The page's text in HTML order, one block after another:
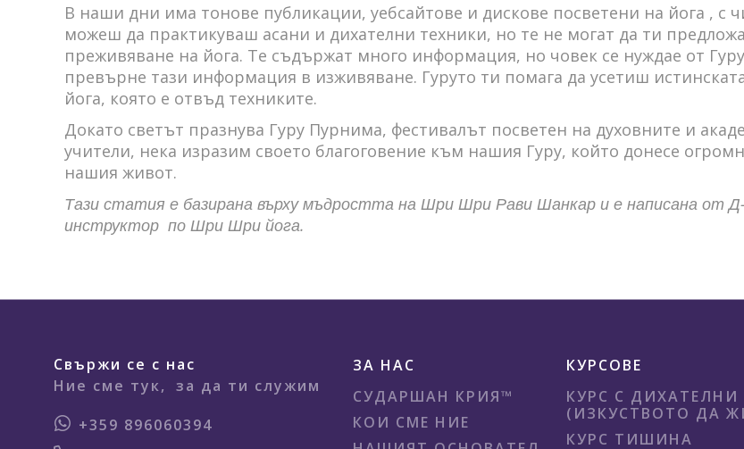
В наши дни има тонове публикации, уебсайтове и дискове посветени на йога , с
можеш да практикуваш асани и дихателни техники, но те не могат да ти
преживяване на йога. Те съдържат много информация, но човек се нуждае от
превърне тази информация в изживяване. Гуруто ти помага да усетиш
йога, която е отвъд техниките.
Докато светът празнува Гуру Пурнима, фестивалът посветен на духовните и
учители, нека изразим своето благоговение към нашия Гуру, който донесе
нашия живот.
Тази статия е базирана върху мъдростта на Шри Шри Рави Шанкар и е написана от
инструктор по Шри Шри йога.
Свържи се с нас
Ние сме тук,
за да ти служим
+359 896060394
ЗА НАС
СУДАРШАН КРИЯ™
КОИ СМЕ НИЕ
КУРСОВЕ
КУРС С ДИХАТЕЛНИ
(ИЗКУСТВОТО ДА
КУРС ТИШИНА